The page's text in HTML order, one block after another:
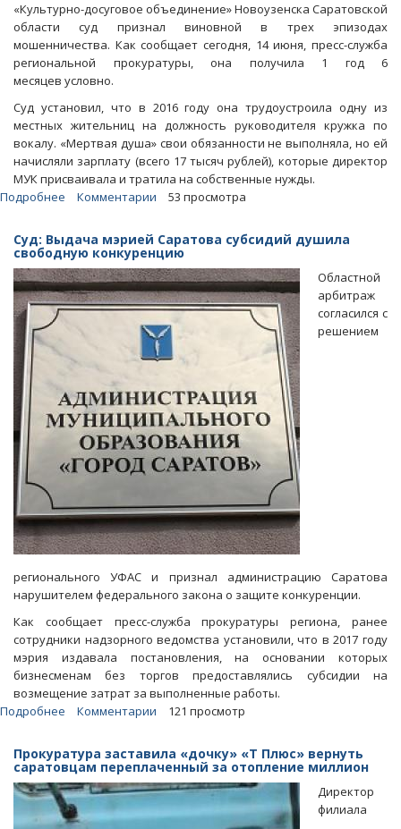
«Культурно-досуговое объединение» Новоузенска Саратовской
области суд признал виновной в трех эпизодах
мошенничества. Как сообщает сегодня, 14 июня, пресс-служба
региональной прокуратуры, она получила 1 год 6
месяцев условно.
Суд установил, что в 2016 году она трудоустроила одну из
местных жительниц на должность руководителя кружка по
вокалу. «Мертвая душа» свои обязанности не выполняла, но ей
начисляли зарплату (всего 17 тысяч рублей), которые директор
МУК присваивала и тратила на собственные нужды.
Подробнее
трудоустройство
трех
«мертвых
душ»
директор
культуры
получила
«условняк»
Комментарии 53 просмотра
Суд: Выдача мэрией Саратова субсидий душила
свободную конкуренцию
Областной
арбитраж
согласился с
решением
регионального УФАС и признал администрацию Саратова
нарушителем федерального закона о защите конкуренции.
Как сообщает пресс-служба прокуратуры региона, ранее
сотрудники надзорного ведомства установили, что в 2017 году
мэрия издавала постановления, на основании которых
бизнесменам без торгов предоставлялись субсидии на
возмещение затрат за выполненные работы.
Подробнее
мэрией
Саратова
субсидий
душила
Комментарии 121 просмотр
Прокуратура заставила «дочку» «Т Плюс» вернуть
саратовцам переплаченный за отопление миллион
Директор
филиала